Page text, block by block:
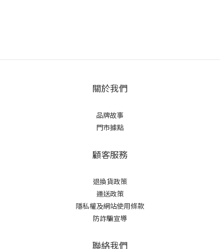
關於我們
品牌故事
門市據點
顧客服務
退換貨政策
運送政策
隱私權及網站使用條款
防詐騙宣導
聯絡我們